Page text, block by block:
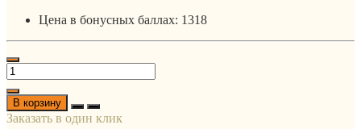
Цена в бонусных баллах: 1318
В корзину
Заказать в один клик